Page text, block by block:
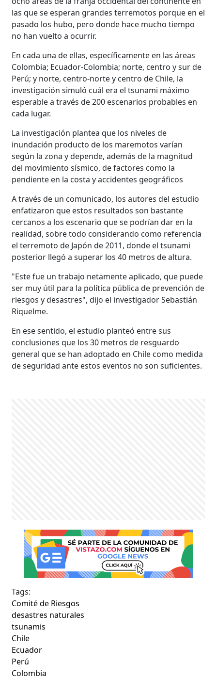
las que se esperan grandes terremotos porque en el
pasado los hubo, pero donde hace mucho tiempo
no han vuelto a ocurrir.
En cada una de ellas, específicamente en las áreas
Colombia; Ecuador-Colombia; norte, centro y sur de
Perú; y norte, centro-norte y centro de Chile, la
investigación simuló cuál era el tsunami máximo
esperable a través de 200 escenarios probables en
cada lugar.
La investigación plantea que los niveles de
inundación producto de los maremotos varían
según la zona y depende, además de la magnitud
del movimiento sísmico, de factores como la
pendiente en la costa y accidentes geográficos
A través de un comunicado, los autores del estudio
enfatizaron que estos resultados son bastante
cercanos a los escenario que se podrían dar en la
realidad, sobre todo considerando como referencia
el terremoto de Japón de 2011, donde el tsunami
posterior llegó a superar los 40 metros de altura.
"Este fue un trabajo netamente aplicado, que puede
ser muy útil para la política pública de prevención de
riesgos y desastres", dijo el investigador Sebastián
Riquelme.
En ese sentido, el estudio planteó entre sus
conclusiones que los 30 metros de resguardo
general que se han adoptado en Chile como medida
de seguridad ante estos eventos no son suficientes.
Tags:
Comité de Riesgos
desastres naturales
tsunamis
Chile
Ecuador
Perú
Colombia